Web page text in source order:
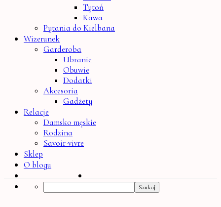
Tytoń
Kawa
Pytania do Kielbana
Wizerunek
Garderoba
Ubranie
Obuwie
Dodatki
Akcesoria
Gadżety
Relacje
Damsko męskie
Rodzina
Savoir-vivre
Sklep
O blogu